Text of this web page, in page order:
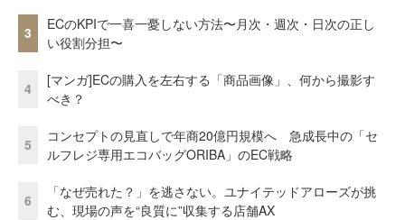
3
ECのKPIで一喜一憂しない方法〜月次・週次・日次の正し
い役割分担〜
4
[マンガ]ECの購入を左右する「商品画像」、何から撮影す
べき？
5
コンセプトの見直しで年商20億円規模へ 急成長中の「セ
ルフレジ専用エコバッグORIBA」のEC戦略
6
「なぜ売れた？」を逃さない。ユナイテッドアローズが挑
む、現場の声を“良質に”収集する店舗AX